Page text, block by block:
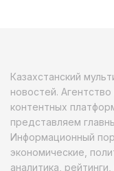
Казахстанский
новостей.
контентных
представляем
Информационный
экономические,
аналитика,